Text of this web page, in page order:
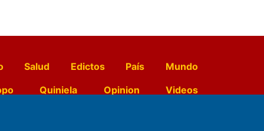
Salud Edictos País
Mundo
Quiniela Opinion
Videos